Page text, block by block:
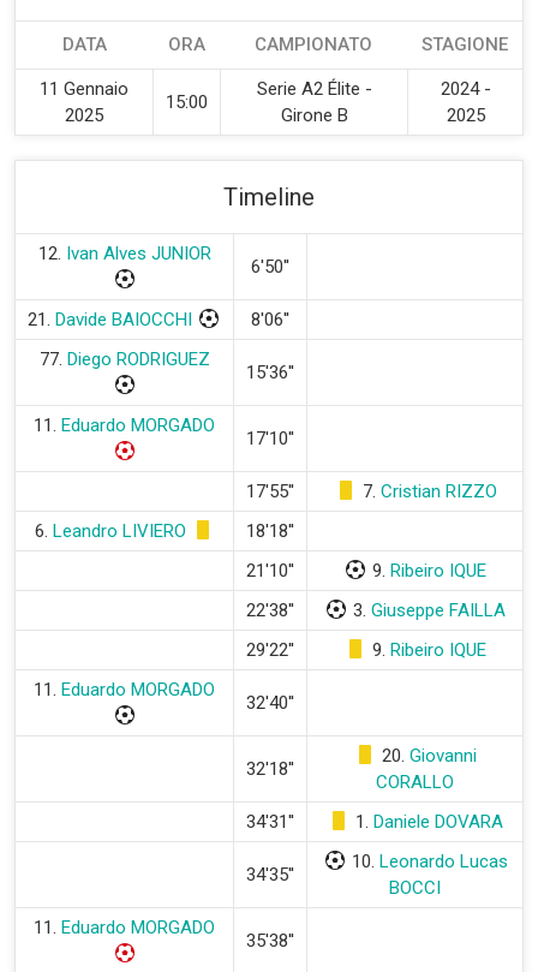
DATA ORA CAMPIONATO STAGIONE
11 Gennaio
2025
15:00
Serie A2 Élite -
Girone B
2024 -
2025
Timeline
12. Ivan Alves JUNIOR
6'50''
21. Davide BAIOCCHI
8'06''
77. Diego RODRIGUEZ
15'36''
11. Eduardo MORGADO
17'10''
17'55'' 7. Cristian RIZZO
6. Leandro LIVIERO
18'18''
21'10''
9. Ribeiro IQUE
22'38''
3. Giuseppe FAILLA
29'22''
9. Ribeiro IQUE
11. Eduardo MORGADO
32'40''
32'18''
20. Giovanni
CORALLO
34'31''
1. Daniele DOVARA
34'35''
10. Leonardo Lucas
BOCCI
11. Eduardo MORGADO
35'38''